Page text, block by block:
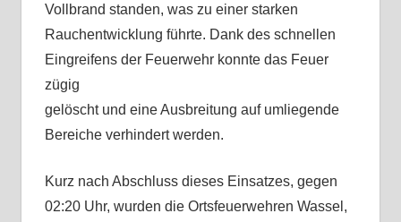
Vollbrand standen, was zu einer starken
Rauchentwicklung führte. Dank des schnellen
Eingreifens der Feuerwehr konnte das Feuer
zügig
gelöscht und eine Ausbreitung auf umliegende
Bereiche verhindert werden.
Kurz nach Abschluss dieses Einsatzes, gegen
02:20 Uhr, wurden die Ortsfeuerwehren Wassel,